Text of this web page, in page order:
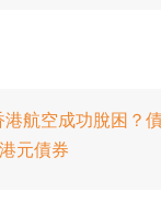
港航空成功脫困？
元債券